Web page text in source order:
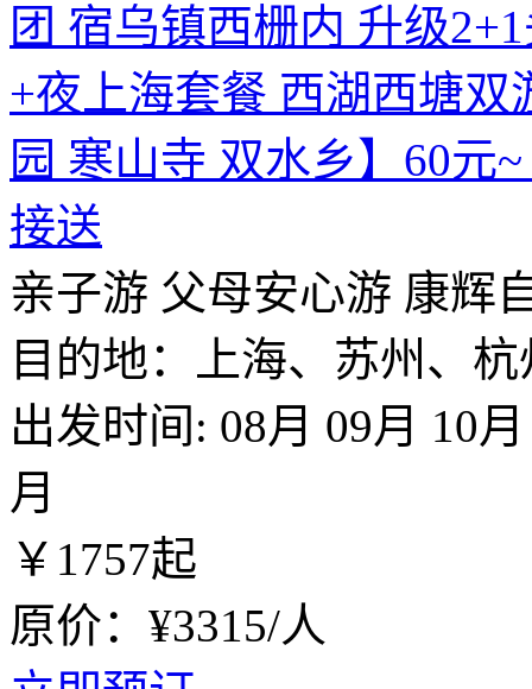
团 宿乌镇西栅内 升级
+夜上海套餐 西湖西塘
园 寒山寺 双水乡】60元
接送
亲子游 父母安心游 康辉
目的地：上海、苏州、
出发时间: 08月 09月 10月
月
￥ 1757起
原价：¥3315/人